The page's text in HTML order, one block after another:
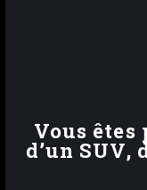
Vous êtes
d’un SUV,